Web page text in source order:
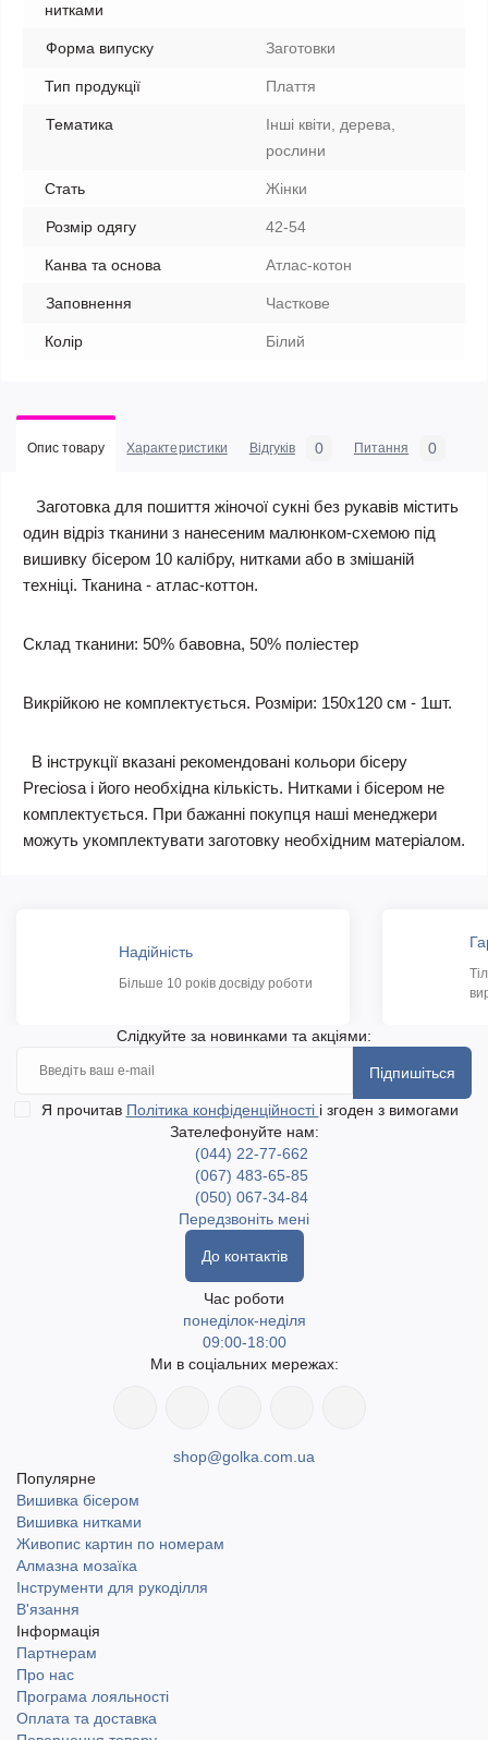
нитками
Форма випуску Заготовки
Тип продукції Плаття
Тематика
Інші квіти, дерева,
рослини
Стать Жінки
Розмір одягу 42-54
Канва та основа Атлас-котон
Заповнення Часткове
Колір Білий
Опис товару Характеристики Відгуків 0 Питання 0
Заготовка для пошиття жіночої сукні без рукавів містить
один відріз тканини з нанесеним малюнком-схемою під
вишивку бісером 10 калібру, нитками або в змішаній
техніці. Тканина - атлас-коттон.
Склад тканини: 50% бавовна, 50% поліестер
Викрійкою не комплектується. Розміри: 150х120 см - 1шт.
В інструкції вказані рекомендовані кольори бісеру
Preciosa і його необхідна кількість. Нитками і бісером не
комплектується. При бажанні покупця наші менеджери
можуть укомплектувати заготовку необхідним матеріалом.
Надійність
Більше 10 років досвіду роботи
Слідкуйте за новинками та акціями:
Підпишіться
Я прочитав Політика конфіденційності і згоден з вимогами
Зателефонуйте нам:
(044) 22-77-662
(067) 483-65-85
(050) 067-34-84
Передзвоніть мені
До контактів
Час роботи
понеділок-неділя
09:00-18:00
Ми в соціальних мережах:
shop@golka.com.ua
Популярне
Вишивка бісером
Вишивка нитками
Живопис картин по номерам
Алмазна мозаїка
Інструменти для рукоділля
В'язання
Інформація
Партнерам
Про нас
Програма лояльності
Оплата та доставка